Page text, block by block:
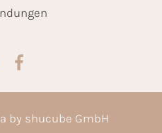
by shucube GmbH